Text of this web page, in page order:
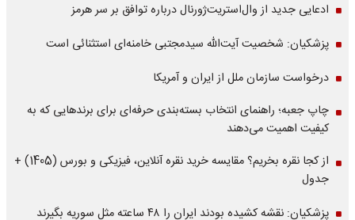
ادعایی جدید از وال‌استریت‌ژورنال درباره توافق بر سر هرمز
پزشکیان: شخصیت آیت‌الله سیدمجتبی خامنه‌ای استثنائی است
درخواست سازمان ملل از ایران و آمریکا
چاپ جعبه؛ راهنمای انتخاب بسته‌بندی حرفه‌ای برای برندهایی که به
کیفیت اهمیت می‌دهند
از کجا نقره بخریم؟ مقایسه خرید نقره آنلاین، فیزیکی و بورس (1405) +
جدول
پزشکیان: نقشه کشیده بودند ایران را ۴۸ ساعته مثل سوریه بگیرند